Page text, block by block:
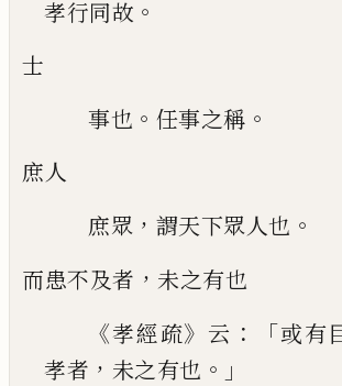
孝行同故 。
士
事也 。 任事之稱 。
庶人
庶眾 ， 謂天下眾人也 。
而患不及者 ， 未之有也
《孝經疏》 云 ：「或有
孝者 ， 未之有也 。」